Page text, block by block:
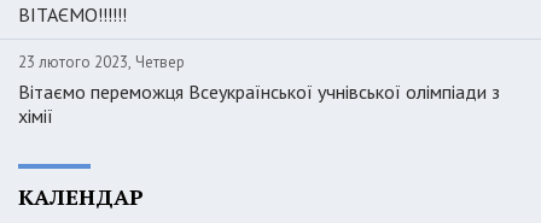
ВІТАЄМО!!!!!!
23 лютого 2023, Четвер
Вітаємо переможця Всеукраїнської учнівської олімпіади з
хімії
КАЛЕНДАР